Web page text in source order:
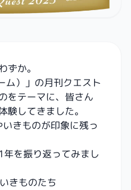
ずか。
ム）」の月刊クエスト
をテーマに、皆さん
験してきました。
きものが印象に残っ
を振り返ってみまし
きものたち